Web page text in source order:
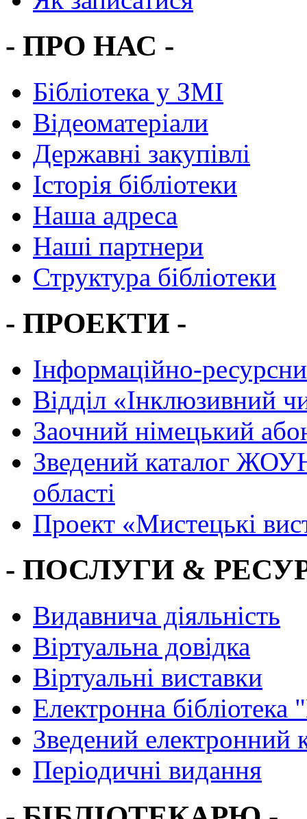
- ПРО НАС -
Бібліотека у ЗМІ
Відеоматеріали
Державні закупівлі
Історія бібліотеки
Наша адреса
Наші партнери
Структура бібліотеки
- ПРОЕКТИ -
Інформаційно-
Вiддiл «Інклюзивний
Заочний німецький
Зведений каталог
області
Проект «Мистецькі
- ПОСЛУГИ &
Видавнича діяльність
Віртуальна довідка
Віртуальні виставки
Електронна
Зведений електронний
Періодичні видання